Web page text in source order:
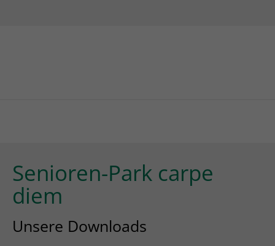
Senioren-Park carpe
diem
Unsere Downloads